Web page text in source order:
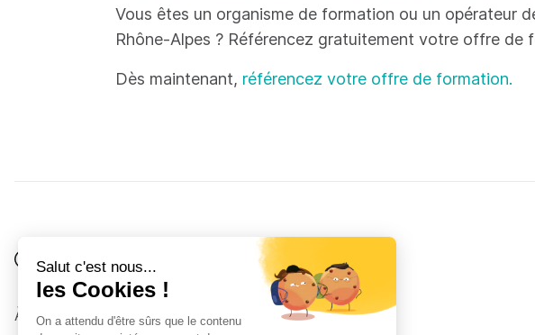
Vous êtes un organisme de formation ou un opérateur
Rhône-Alpes ? Référencez gratuitement votre offre
Dès maintenant, référencez votre offre de formation.
Côté Formations
À propos
Je suis
Au collège